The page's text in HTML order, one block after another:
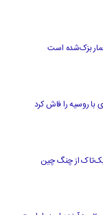
بزک‌شده است
با روسیه را فاش کرد
/ تیک‌تاک از چنگ چین